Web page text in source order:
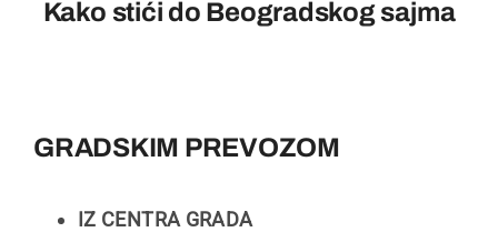
Kako stići do Beogradskog sajma
GRADSKIM PREVOZOM
IZ CENTRA GRADA